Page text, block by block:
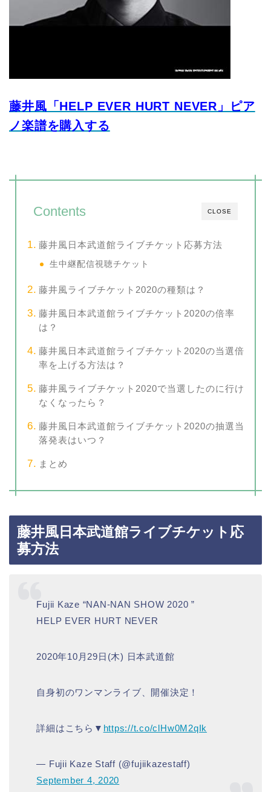
藤井風「HELP EVER HURT NEVER」ピア
ノ楽譜を購入する
CLOSE
Contents
藤井風日本武道館ライブチケット応募方法
生中継配信視聴チケット
藤井風ライブチケット2020の種類は？
藤井風日本武道館ライブチケット2020の倍率
は？
藤井風日本武道館ライブチケット2020の当選倍
率を上げる方法は？
藤井風ライブチケット2020で当選したのに行け
なくなったら？
藤井風日本武道館ライブチケット2020の抽選当
落発表はいつ？
まとめ
藤井風日本武道館ライブチケット応
募方法
Fujii Kaze “NAN-NAN SHOW 2020 ”
HELP EVER HURT NEVER
2020年10月29日(木) 日本武道館
自身初のワンマンライブ、開催決定！
詳細はこちら▼ https://t.co/clHw0M2qIk
— Fujii Kaze Staff (@fujiikazestaff)
September 4, 2020